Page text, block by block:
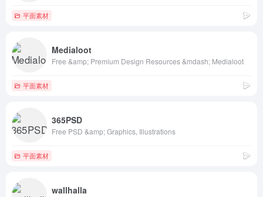
平面素材
Medialoot
Free &amp; Premium Design Resources &mdash; Medialoot
平面素材
365PSD
Free PSD &amp; Graphics, Illustrations
平面素材
wallhalla